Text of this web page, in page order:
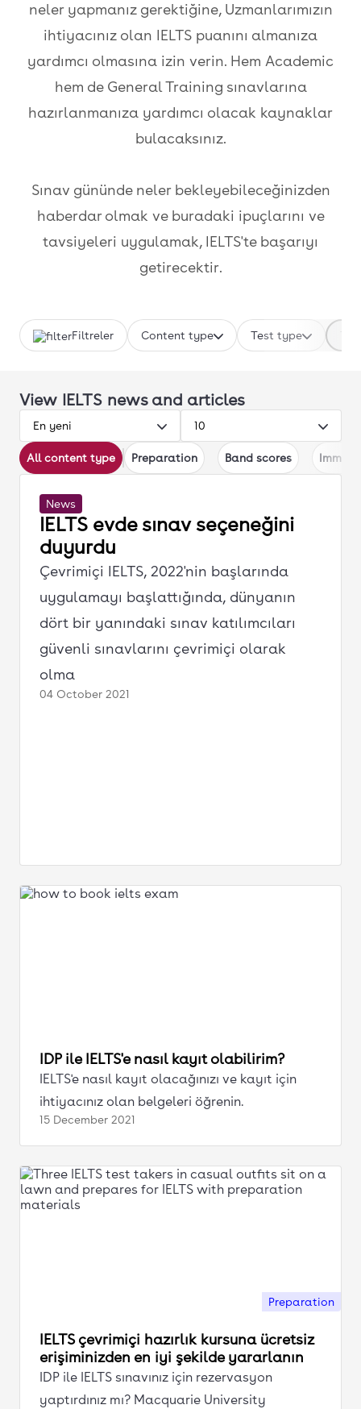
neler yapmanız gerektiğine, Uzmanlarımızın
ihtiyacınız olan IELTS puanını almanıza
yardımcı olmasına izin verin. Hem Academic
hem de General Training sınavlarına
hazırlanmanıza yardımcı olacak kaynaklar
bulacaksınız.
Sınav gününde neler bekleyebileceğinizden
haberdar olmak ve buradaki ipuçlarını ve
tavsiyeleri uygulamak, IELTS'te başarıyı
getirecektir.
Content type Test type
Filtreler
View IELTS news and articles
En yeni 10
All content type Preparation Band scores
News
IELTS evde sınav seçeneğini
duyurdu
Çevrimiçi IELTS, 2022'nin başlarında
uygulamayı başlattığında, dünyanın
dört bir yanındaki sınav katılımcıları
güvenli sınavlarını çevrimiçi olarak
olma
04 October 2021
IDP ile IELTS'e nasıl kayıt olabilirim?
IELTS'e nasıl kayıt olacağınızı ve kayıt için
ihtiyacınız olan belgeleri öğrenin.
15 December 2021
Preparation
IELTS çevrimiçi hazırlık kursuna ücretsiz
erişiminizden en iyi şekilde yararlanın
IDP ile IELTS sınavınız için rezervasyon
yaptırdınız mı? Macquarie University